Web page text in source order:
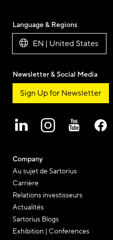
Company
Au sujet de Sartorius
Carrière
Relations investisseurs
Actualités
Sartorius Blogs
Exhibition | Conferences
Language & Regions
EN | United States
Newsletter & Social Media
Sign Up for Newsletter